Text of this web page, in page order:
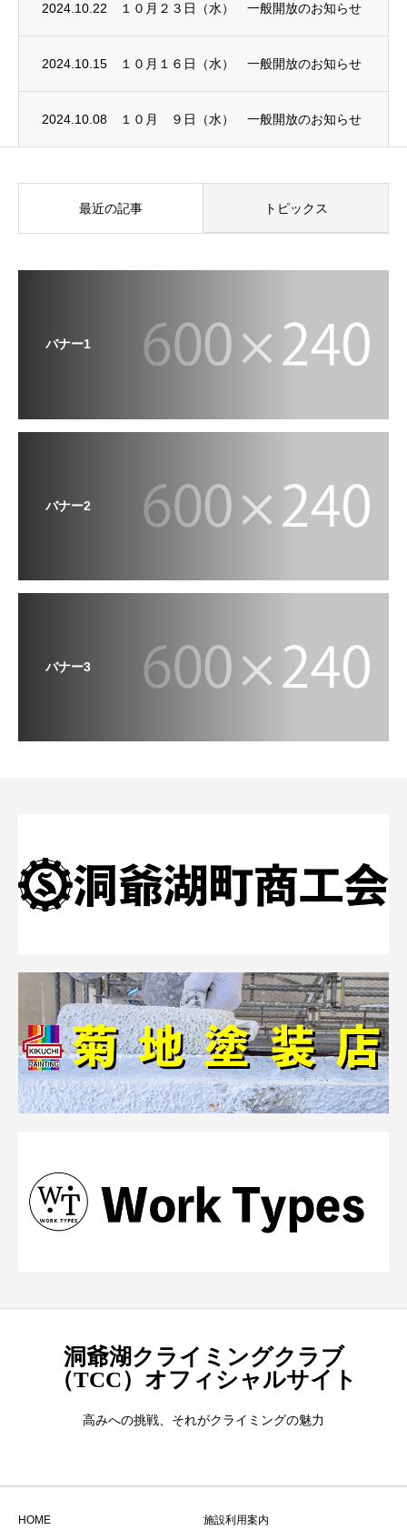
2024.10.22 １０月２３日（水） 一般開放のお知らせ
2024.10.15 １０月１６日（水） 一般開放のお知らせ
2024.10.08 １０月 ９日（水） 一般開放のお知らせ
最近の記事 トピックス
バナー1
バナー2
バナー3
洞爺湖クライミングクラブ
（TCC）オフィシャルサイト
高みへの挑戦、それがクライミングの魅力
HOME 施設利用案内